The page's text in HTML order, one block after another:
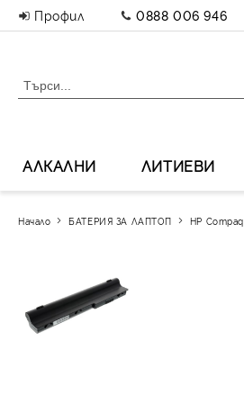
Профил 0888 006 946
АЛКАЛНИ ЛИТИЕВИ
Начало БАТЕРИЯ ЗА ЛАПТОП HP Compaq